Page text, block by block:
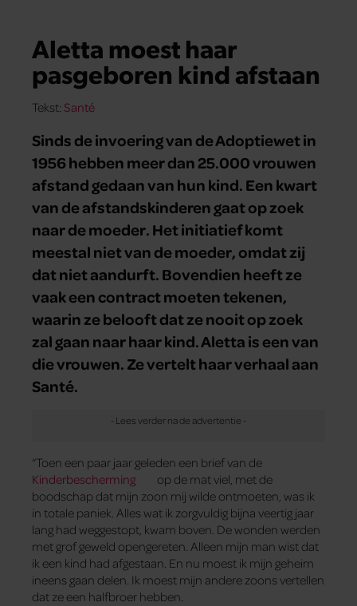
Aletta moest haar
pasgeboren kind afstaan
Tekst: Santé
Sinds de invoering van de Adoptiewet in
1956 hebben meer dan 25.000 vrouwen
afstand gedaan van hun kind. Een kwart
van de afstandskinderen gaat op zoek
naar de moeder. Het initiatief komt
meestal niet van de moeder, omdat zij
dat niet aandurft. Bovendien heeft ze
vaak een contract moeten tekenen,
waarin ze belooft dat ze nooit op zoek
zal gaan naar haar kind. Aletta is een van
die vrouwen. Ze vertelt haar verhaal aan
Santé.
“Toen een paar jaar geleden een brief van de
Kinderbescherming
op de mat viel, met de
boodschap dat mijn zoon mij wilde ontmoeten, was ik
in totale paniek. Alles wat ik zorgvuldig bijna veertig jaar
lang had weggestopt, kwam boven. De wonden werden
met grof geweld opengereten. Alleen mijn man wist dat
ik een kind had afgestaan. En nu moest ik mijn geheim
ineens gaan delen. Ik moest mijn andere zoons vertellen
dat ze een halfbroer hebben.